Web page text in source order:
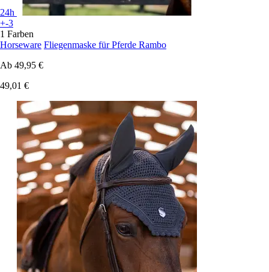
24h
+-3
1 Farben
Horseware Fliegenmaske für Pferde Rambo
Ab 49,95 €
49,01 €